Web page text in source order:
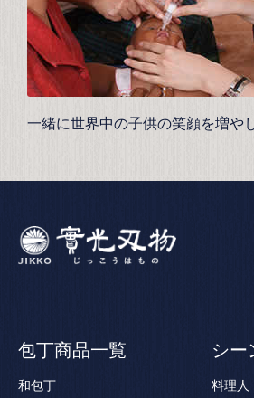
一緒に世界中の子供の笑顔を増や
包丁商品一覧
和包丁
シー
料理人